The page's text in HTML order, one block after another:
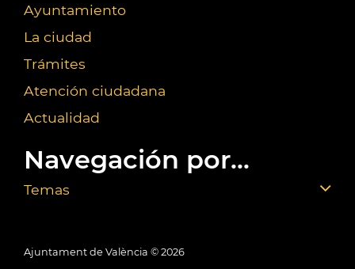
Ayuntamiento
La ciudad
Trámites
Atención ciudadana
Actualidad
Navegación por...
Temas
Ajuntament de València © 2026